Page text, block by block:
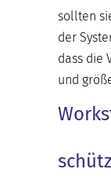
sollten
der
dass die
und